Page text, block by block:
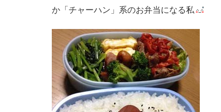
か「チャーハン」系のお弁当になる私